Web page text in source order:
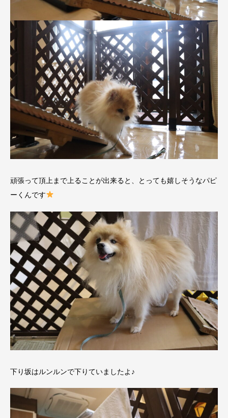
頑張って頂上まで上ることが出来ると、とっても嬉しそうなパピ
ーくんです
下り坂はルンルンで下りていましたよ♪